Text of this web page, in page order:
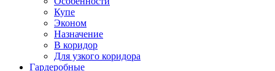
Купе
Эконом
Назначение
В коридор
Для узкого коридора
Гардеробные